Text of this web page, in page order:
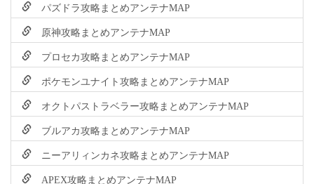
パズドラ攻略まとめアンテナMAP
原神攻略まとめアンテナMAP
プロセカ攻略まとめアンテナMAP
ポケモンユナイト攻略まとめアンテナMAP
オクトパストラベラー攻略まとめアンテナMAP
ブルアカ攻略まとめアンテナMAP
ニーアリィンカネ攻略まとめアンテナMAP
APEX攻略まとめアンテナMAP